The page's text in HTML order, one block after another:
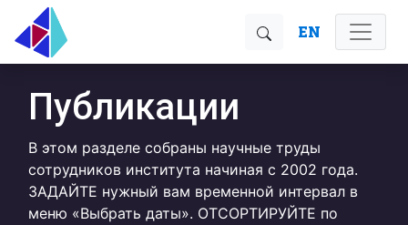
EN
Публикации
В этом разделе собраны научные труды
сотрудников института начиная с 2002 года.
ЗАДАЙТЕ нужный вам временной интервал в
меню «Выбрать даты». ОТСОРТИРУЙТЕ по